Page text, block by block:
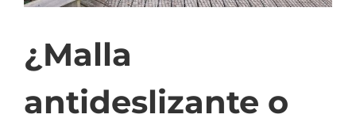
¿Malla
antideslizante o